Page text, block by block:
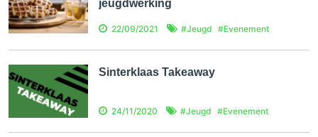
jeugdwerking
22/09/2021 #Jeugd #Evenement
Sinterklaas Takeaway
24/11/2020 #Jeugd #Evenement